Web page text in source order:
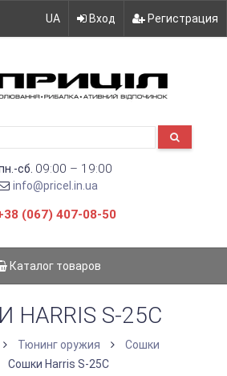
UA Вход Регистрация
сб. 09:00 – 19:00
info@pricel.in.ua
(067) 407-08-50
Каталог товаров
S-25C
Тюнинг оружия
Сошки
Сошки Harris S-25C